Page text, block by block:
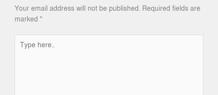
Your email address will not be published. Required fields are
marked *
here..